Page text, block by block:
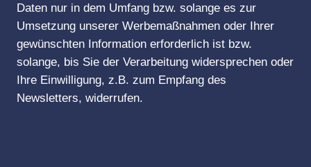
Daten nur in dem Umfang bzw. solange es zur
Umsetzung unserer Werbemaßnahmen oder Ihrer
gewünschten Information erforderlich ist bzw.
solange, bis Sie der Verarbeitung widersprechen oder
Ihre Einwilligung, z.B. zum Empfang des
Newsletters, widerrufen.